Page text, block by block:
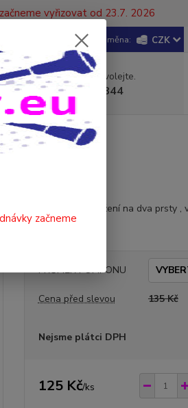
vyřizovat od 23.7. 2026
CZK
Nevíte si rady? Zavolejte.
+420 602 446 844
pompon klasik , držení na dva prsty
popis
PRŮMĚR POMPONU
Cena před slevou 135 Kč
Nejsme plátci DPH
125 Kč/ks
začneme